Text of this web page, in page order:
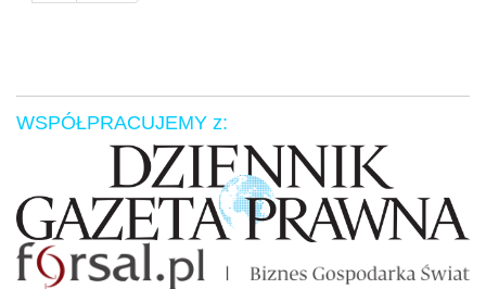
WSPÓŁPRACUJEMY z: